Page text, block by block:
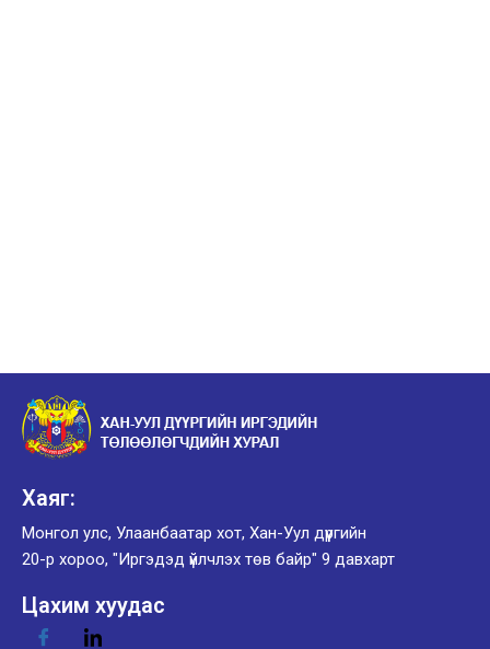
Хаяг:
Монгол улс, Улаанбаатар хот, Хан-Уул дүүргийн
20-р хороо, "Иргэдэд үйлчлэх төв байр" 9 давхарт
Цахим хуудас